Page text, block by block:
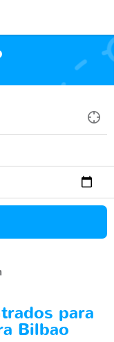
para
Bilbao